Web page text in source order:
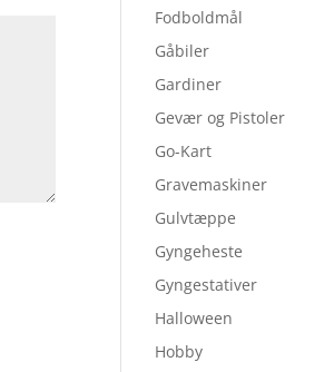
Fodboldmål
Gåbiler
Gardiner
Gevær og Pistoler
Go-Kart
Gravemaskiner
Gulvtæppe
Gyngeheste
Gyngestativer
Halloween
Hobby